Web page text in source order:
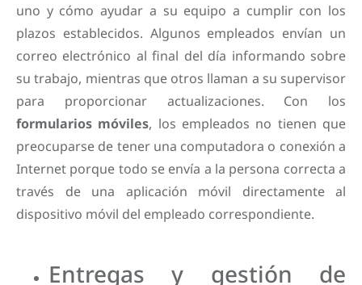
uno y cómo ayudar a su equipo a cumplir con los
plazos establecidos. Algunos empleados envían un
correo electrónico al final del día informando sobre
su trabajo, mientras que otros llaman a su supervisor
para proporcionar actualizaciones. Con los
formularios móviles, los empleados no tienen que
preocuparse de tener una computadora o conexión a
Internet porque todo se envía a la persona correcta a
través de una aplicación móvil directamente al
dispositivo móvil del empleado correspondiente.
Entregas y gestión de